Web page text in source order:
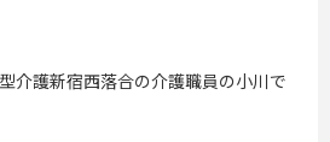
介護新宿西落合の介護職員の小川で